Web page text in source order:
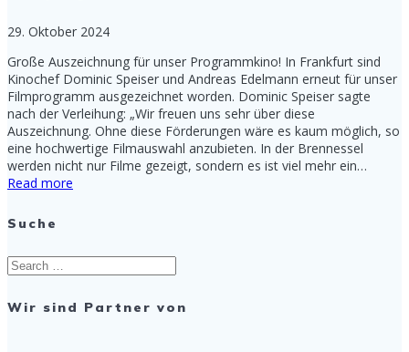
29. Oktober 2024
Große Auszeichnung für unser Programmkino! In Frankfurt sind
Kinochef Dominic Speiser und Andreas Edelmann erneut für unser
Filmprogramm ausgezeichnet worden. Dominic Speiser sagte
nach der Verleihung: „Wir freuen uns sehr über diese
Auszeichnung. Ohne diese Förderungen wäre es kaum möglich, so
eine hochwertige Filmauswahl anzubieten. In der Brennessel
werden nicht nur Filme gezeigt, sondern es ist viel mehr ein…
Read more
Suche
Search
for:
Wir sind Partner von